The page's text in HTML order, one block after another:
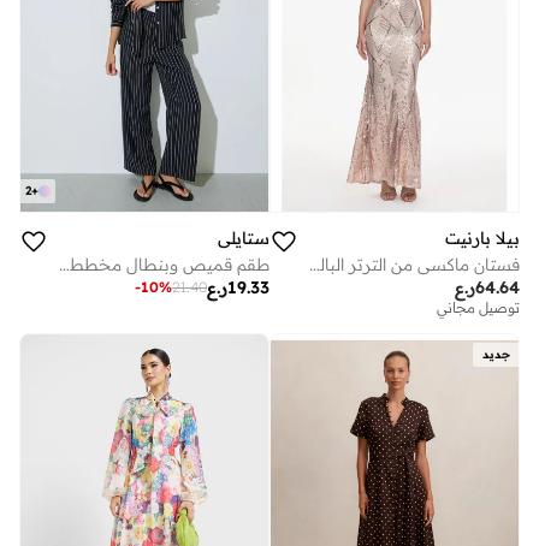
بيلا بارنيت
فستان ماكسي من الترتر البالي
ر.ع64.64
توصيل مجاني
+
2
ستايلي
طقم قميص وبنطال مخطط - أسود
ر.ع19.33
21.40
-10%
جديد